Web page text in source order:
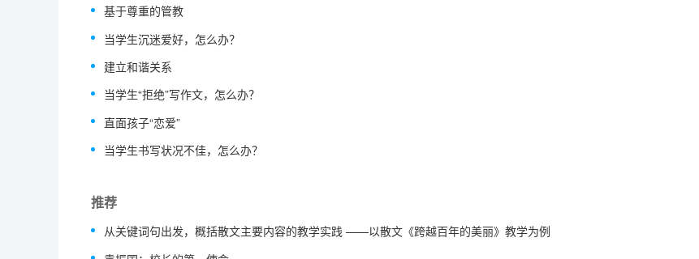
基于尊重的管教
当学生沉迷爱好，怎么办？
建立和谐关系
当学生“拒绝”写作文，怎么办？
直面孩子“恋爱”
当学生书写状况不佳，怎么办？
推荐
从关键词句出发，概括散文主要内容的教学实践 ——以散文《跨越百年的美丽》教学为例